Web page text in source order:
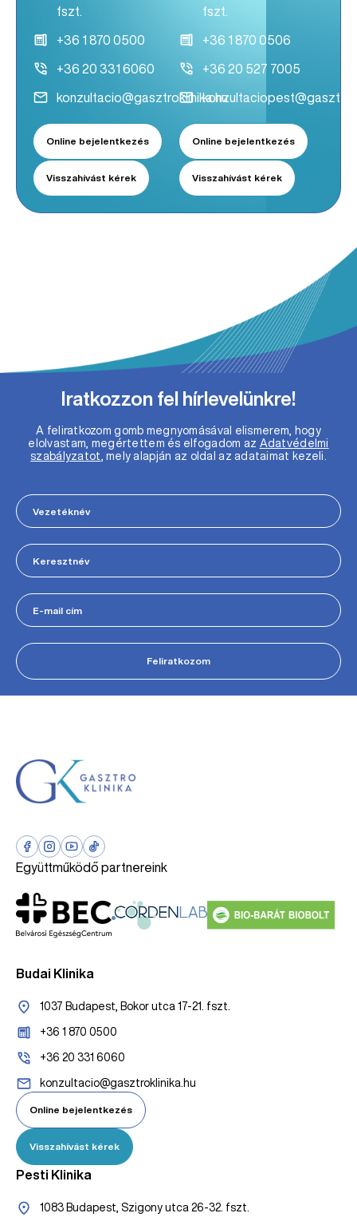
fszt.
+36 1 870 0500
+36 20 331 6060
konzultacio@gasztroklinika.hu
Online bejelentkezés
Visszahívást kérek
fszt.
+36 1 870 0506
+36 20 527 7005
Online bejelentkezés
Visszahívást kérek
Iratkozzon fel hírlevelünkre!
A feliratkozom gomb megnyomásával elismerem, hogy
elolvastam, megértettem és elfogadom az Adatvédelmi
szabályzatot , mely alapján az oldal az adataimat kezeli.
Feliratkozom
Együttműködő partnereink
Budai Klinika
1037 Budapest, Bokor utca 17-21. fszt.
+36 1 870 0500
+36 20 331 6060
konzultacio@gasztroklinika.hu
Online bejelentkezés
Visszahívást kérek
Pesti Klinika
1083 Budapest, Szigony utca 26-32. fszt.